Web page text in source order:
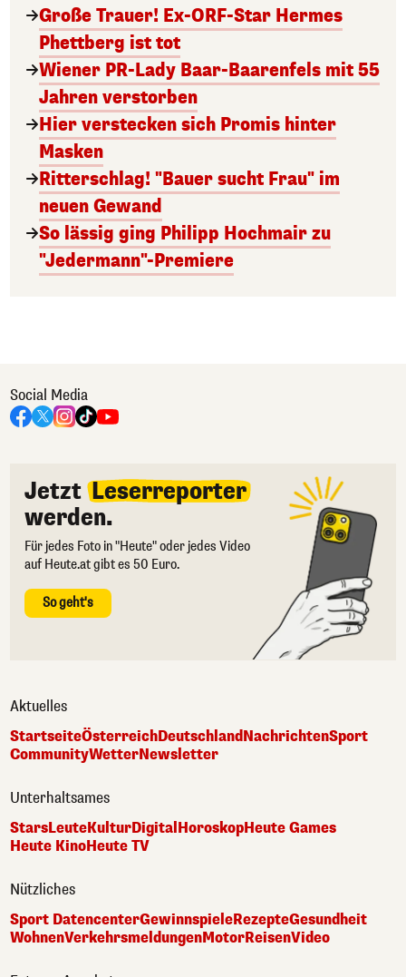
Große Trauer! Ex-ORF-Star Hermes
Phettberg ist tot
Wiener PR-Lady Baar-Baarenfels mit 55
Jahren verstorben
Hier verstecken sich Promis hinter
Masken
Ritterschlag! "Bauer sucht Frau" im
neuen Gewand
So lässig ging Philipp Hochmair zu
"Jedermann"-Premiere
Social Media
Jetzt Leserreporter
werden.
Für jedes Foto in "Heute" oder jedes Video
auf Heute.at gibt es 50 Euro.
So geht's
Aktuelles
StartseiteÖsterreichDeutschlandNachrichtenSport
CommunityWetterNewsletter
Unterhaltsames
StarsLeuteKulturDigitalHoroskopHeute Games
Heute KinoHeute TV
Nützliches
Sport DatencenterGewinnspieleRezepteGesundheit
WohnenVerkehrsmeldungenMotorReisenVideo